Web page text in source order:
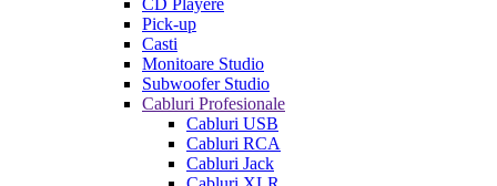
CD Playere
Pick-up
Casti
Monitoare Studio
Subwoofer Studio
Cabluri Profesionale
Cabluri USB
Cabluri RCA
Cabluri Jack